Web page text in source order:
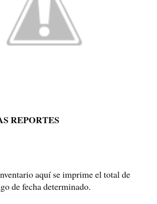
REPORTES
aquí se imprime el total de
de fecha determinado.